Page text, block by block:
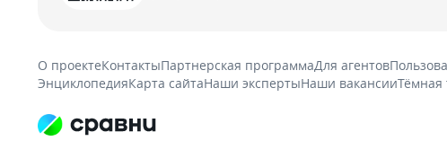
О проектеКонтактыПартнерская программаДля агентов
ЭнциклопедияКарта сайтаНаши экспертыНаши вакансииТёмная